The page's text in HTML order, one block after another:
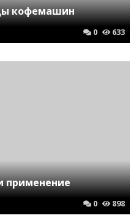
кофемашин
0 633
применение
0 898